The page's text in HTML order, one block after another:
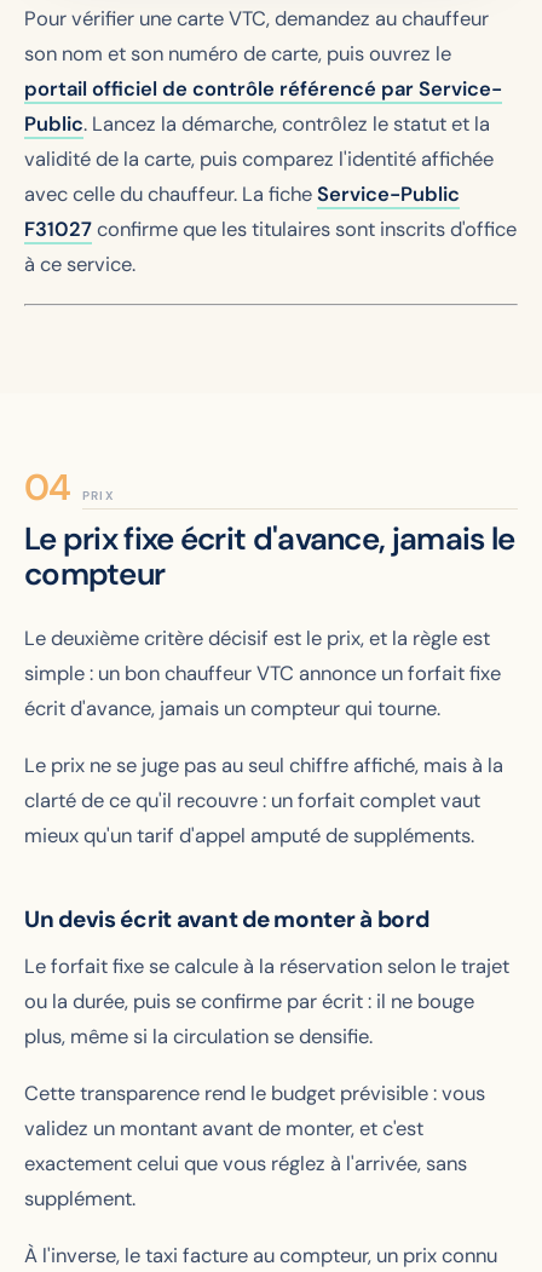
Pour vérifier une carte VTC, demandez au chauffeur
son nom et son numéro de carte, puis ouvrez le
portail officiel de contrôle référencé par Service-
Public. Lancez la démarche, contrôlez le statut et la
validité de la carte, puis comparez l'identité affichée
avec celle du chauffeur. La ficheService-Public
F31027confirme que les titulaires sont inscrits d'office
à ce service.
PRIX
Le prix fixe écrit d'avance, jamais le
compteur
Le deuxième critère décisif est le prix, et la règle est
simple : un bon chauffeur VTC annonce un forfait fixe
écrit d'avance, jamais un compteur qui tourne.
Le prix ne se juge pas au seul chiffre affiché, mais à la
clarté de ce qu'il recouvre : un forfait complet vaut
mieux qu'un tarif d'appel amputé de suppléments.
Un devis écrit avant de monter à bord
Le forfait fixe se calcule à la réservation selon le trajet
ou la durée, puis se confirme par écrit : il ne bouge
plus, même si la circulation se densifie.
Cette transparence rend le budget prévisible : vous
validez un montant avant de monter, et c'est
exactement celui que vous réglez à l'arrivée, sans
supplément.
À l'inverse, le taxi facture au compteur, un prix connu